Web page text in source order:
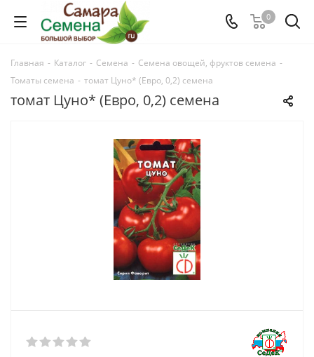
0
Главная - Каталог - Семена - Семена овощей, фруктов семена -
Томаты семена - томат Цуно* (Евро, 0,2) семена
томат Цуно* (Евро, 0,2) семена